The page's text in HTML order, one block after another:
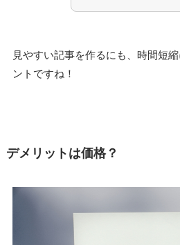
見やすい記事を作るにも、時間短
ントですね！
デメリットは価格？